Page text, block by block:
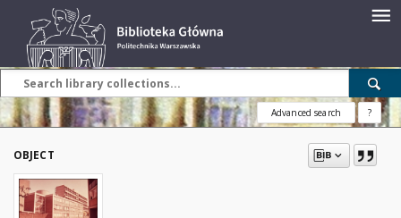
Advanced search ?
OBJECT